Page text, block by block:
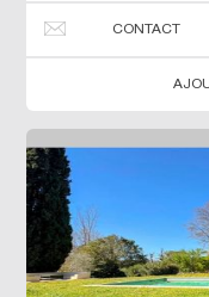
CONTACT